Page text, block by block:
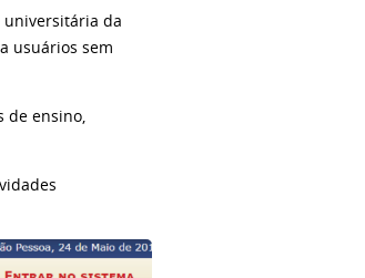
da
usuários sem
de ensino,